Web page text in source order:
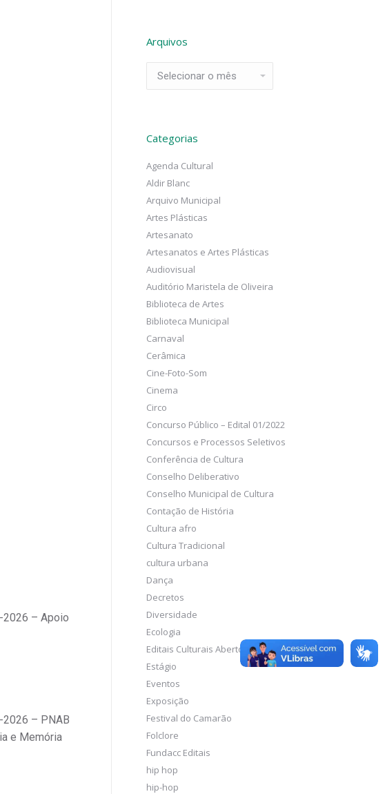
2026 – Apoio
2026 – PNAB
e Memória
Arquivos
Categorias
Agenda Cultural
Aldir Blanc
Arquivo Municipal
Artes Plásticas
Artesanato
Artesanatos e Artes Plásticas
Audiovisual
Auditório Maristela de Oliveira
Biblioteca de Artes
Biblioteca Municipal
Carnaval
Cerâmica
Cine-Foto-Som
Cinema
Circo
Concurso Público – Edital 01/2022
Concursos e Processos Seletivos
Conferência de Cultura
Conselho Deliberativo
Conselho Municipal de Cultura
Contação de História
Cultura afro
Cultura Tradicional
cultura urbana
Dança
Decretos
Diversidade
Ecologia
Editais Culturais Abertos
Estágio
Eventos
Exposição
Festival do Camarão
Folclore
Fundacc Editais
hip hop
hip-hop